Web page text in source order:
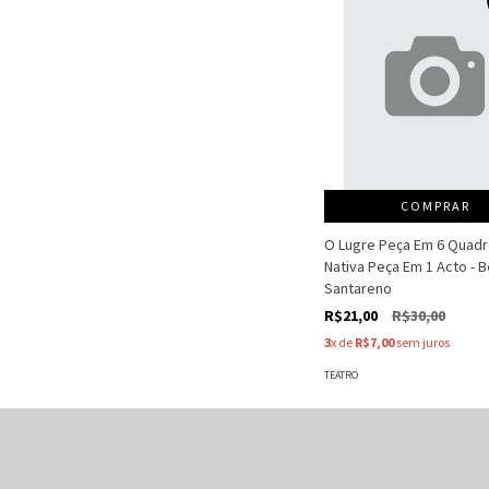
COMPRAR
O Lugre Peça Em 6
Nativa Peça Em 1 Acto -
Santareno
R$21,00
R$30,00
3x de R$7,00sem juros
TEATRO